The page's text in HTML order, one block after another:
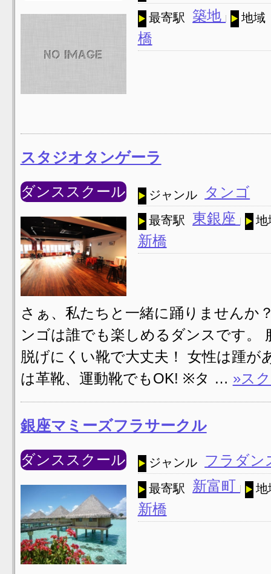
最寄駅 築地 地域
橋
スタジオタンゲーラ
ダンススクール ジャンル タンゴ
最寄駅 東銀座 地
新橋
さぁ、私たちと一緒に踊りませんか
ンゴは誰でも楽しめるダンスです。
脱げにくい靴で大丈夫！ 女性は踵
は革靴、運動靴でもOK! ※タ … »ス
銀座マミーズフラサークル
ダンススクール ジャンル フラダン
最寄駅 新富町 地
新橋